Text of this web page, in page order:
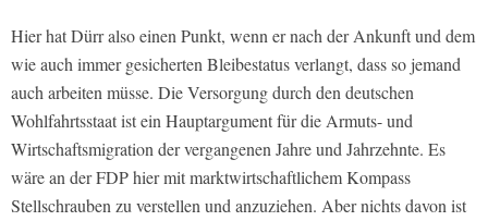
Hier hat Dürr also einen Punkt, wenn er nach der Ankunft und dem
wie auch immer gesicherten Bleibestatus verlangt, dass so jemand
auch arbeiten müsse. Die Versorgung durch den deutschen
Wohlfahrtsstaat ist ein Hauptargument für die Armuts- und
Wirtschaftsmigration der vergangenen Jahre und Jahrzehnte. Es
wäre an der FDP hier mit marktwirtschaftlichem Kompass
Stellschrauben zu verstellen und anzuziehen. Aber nichts davon ist